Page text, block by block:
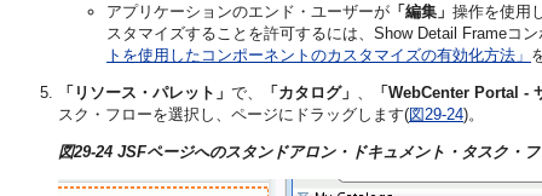
アプリケーションのエンド・ユーザーが 「編集」 操作を使用
スタマイズすることを許可するには、Show Detail Frameコ
トを使用したコンポーネントのカスタマイズの有効化方法」
「リソース・パレット」 で、 「カタログ」
「WebCenter Portal -
スク・フローを選択し、ページにドラッグします(図29-24)。
図29-24 JSFページへのスタンドアロン・ドキュメント・タスク・